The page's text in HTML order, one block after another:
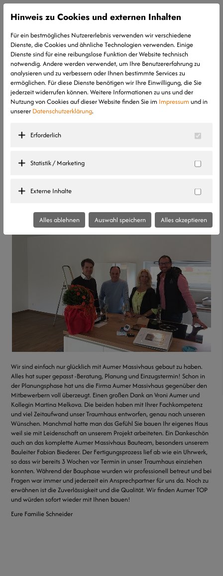
Familie Schneider
„Manchmal hatte man das
Gefühl Sie bauen Ihr eigenes
Haus weil sie mit Leidenschaft
an unserem Projekt arbeiteten.“
Wir sind einfach nur glücklich mit Aumer Massivhaus gebaut zu haben.
Alles hat super gepasst -Beratung, Planung und Einzugstermin! Schon in
der Planungsphase hat uns die Firma Aumer Massivhaus gegenüber den
Mitbewerbern voll überzeugt. Einen großen Dank an Vroni Aumer und
Kollegin Martina Melkova. Die beiden haben mit Ihrer Fachkompetenz
und viel Zeitaufwand unser Traumhaus entworfen, genau nach unseren
Wünschen. Manchmal hatte man das Gefühl Sie bauen Ihr eigenes Haus
weil sie mit Leidenschaft an unserem Projekt arbeiteten. Ein Dankeschön
auch an das komplette Aumer Massivhaus Bauteam, besonders unserem
Bauleiter Fabian Biederer. Der Fertigungsprozess lief ab wie ein Uhrwerk,
so dass wir bereits 3 Wochen vor Termin in unser Traumhaus einziehen
konnten. Während der Bauphase wurden wir professionell betreut und bei
Fragen war immer und jederzeit ein Ansprechpartner für uns da. Noch zu
erwähnen ist die Zuverlässigkeit und die Qualität. Wir finden Aumer TOP
und würden sofort wieder mit Ihnen bauen!
Eure Familie Schneider
Hinweis zu Cookies und externen Inhalten
Für ein bestmögliches Nutzererlebnis verwenden wir verschiedene
Dienste, die Cookies und ähnliche Technologien verwenden. Einige
Dienste sind für eine reibungslose Funktion der Website technisch
notwendig. Andere werden verwendet, um Ihre Benutzererfahrung zu
analysieren und zu verbessern oder Ihnen bestimmte Services zu
ermöglichen. Für diese Dienste benötigen wir Ihre Einwilligung, die Sie
jederzeit widerrufen können. Weitere Informationen zu uns und der
Nutzung von Cookies auf dieser Website finden Sie im Impressum und in
unserer Datenschutzerklärung.
Erforderlich
Statistik / Marketing
Externe Inhalte
Alles ablehnen Auswahl speichern Alles akzeptieren